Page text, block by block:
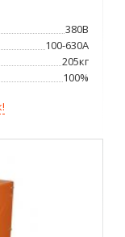
380В
100-630А
205кг
100%